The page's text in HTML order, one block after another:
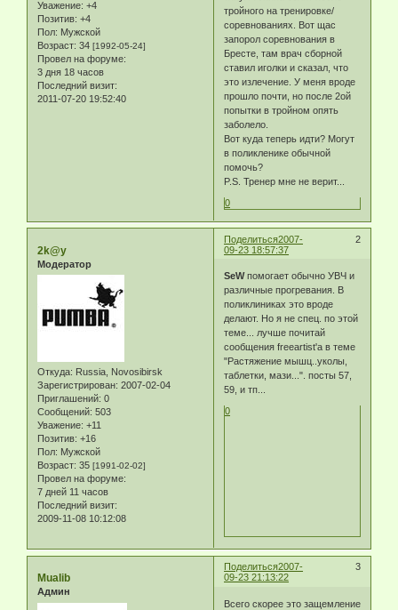
Уважение: +4
Позитив: +4
Пол: Мужской
Возраст: 34 [1992-05-24]
Провел на форуме:
3 дня 18 часов
Последний визит:
2011-07-20 19:52:40
тройного на тренировке/
соревнованиях. Вот щас
запорол соревнования в
Бресте, там врач сборной
ставил иголки и сказал, что
это излечение. У меня вроде
прошло почти, но после 2ой
попытки в тройном опять
заболело.
Вот куда теперь идти? Могут
в поликленике обычной
помочь?
P.S. Тренер мне не верит...
0
Поделиться 2
2007-
09-23 18:57:37
2k@y
Модератор
Откуда: Russia, Novosibirsk
Зарегистрирован: 2007-02-04
Приглашений: 0
Сообщений: 503
Уважение: +11
Позитив: +16
Пол: Мужской
Возраст: 35 [1991-02-02]
Провел на форуме:
7 дней 11 часов
Последний визит:
2009-11-08 10:12:08
SeWпомогает обычно УВЧ и
различные прогревания. В
поликлиниках это вроде
делают. Но я не спец. по этой
теме... лучше почитай
сообщения freeartist'а в теме
"Растяжение мышц..уколы,
таблетки, мази...". посты 57,
59, и тп...
0
Поделиться 3
2007-
09-23 21:13:22
Mualib
Админ
Всего скорее это защемление